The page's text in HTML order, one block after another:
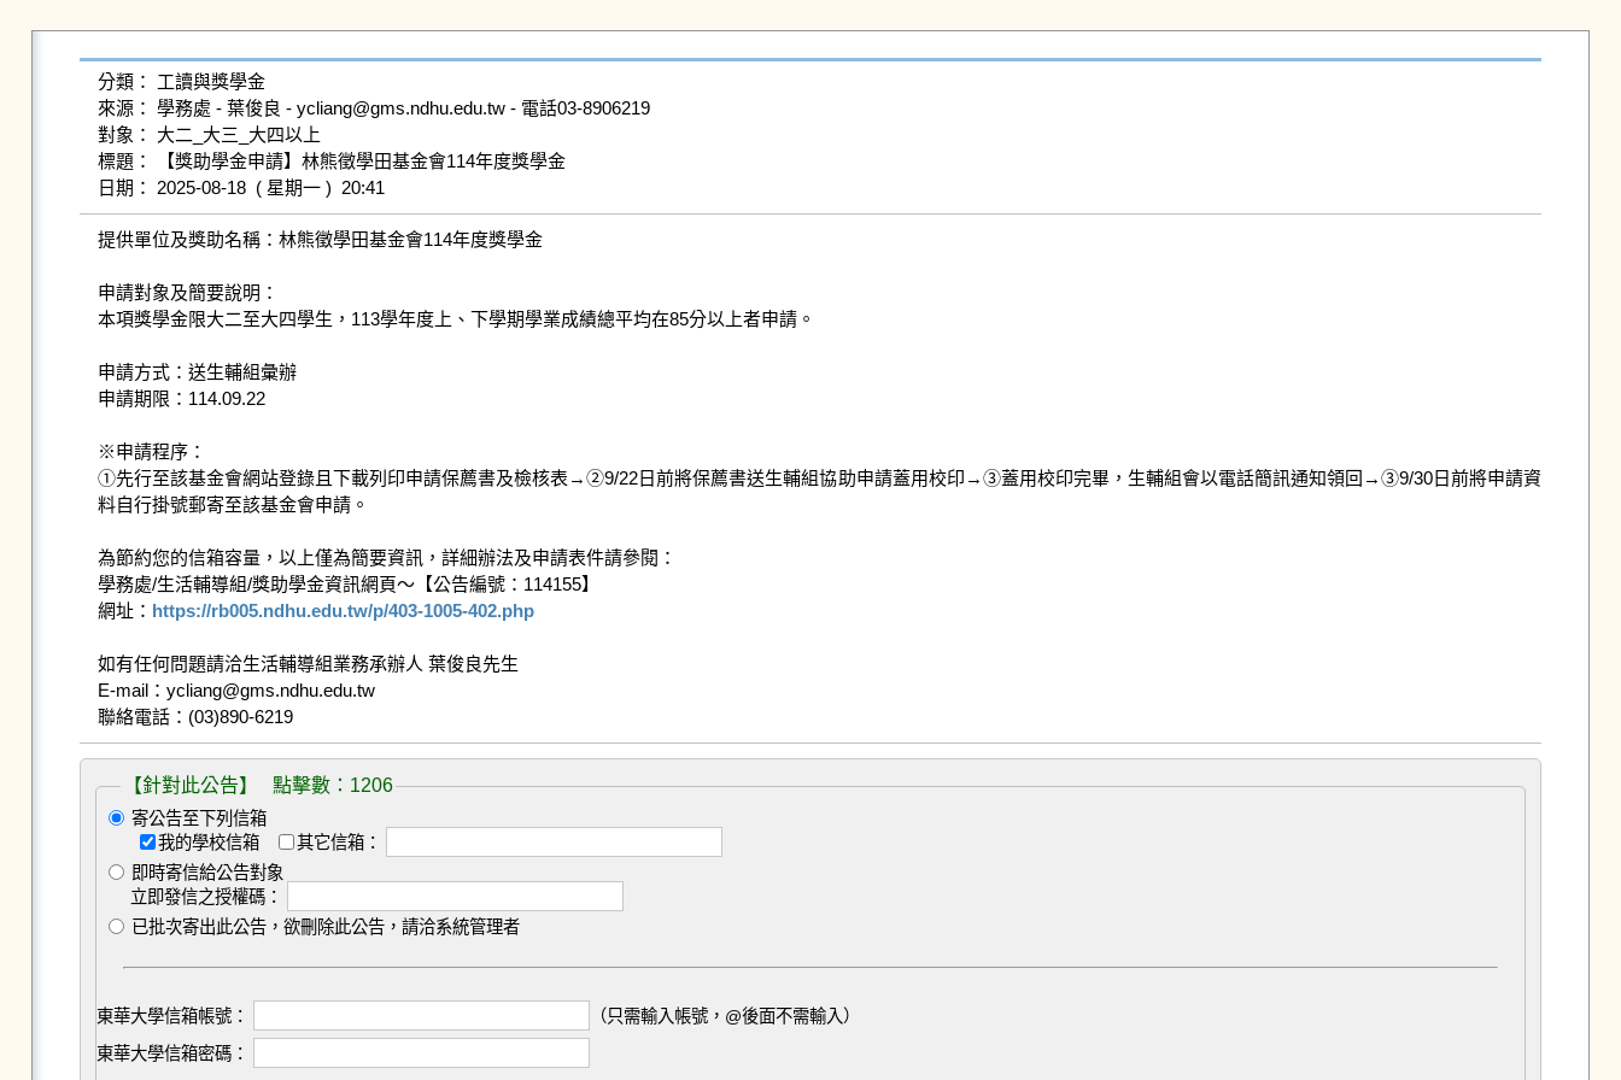
分類： 工讀與獎學金
來源： 學務處 - 葉俊良 - ycliang@gms.ndhu.edu.tw - 電話03-8906219
對象： 大二_大三_大四以上
標題： 【獎助學金申請】林熊徵學田基金會114年度獎學金
提供單位及獎助名稱：林熊徵學田基金會114年度獎學金
申請對象及簡要說明：
本項獎學金限大二至大四學生，113學年度上、下學期學業成績總平均在85分以上者申請。
申請方式：送生輔組彙辦
申請期限：114.09.22
※申請程序：
①先行至該基金會網站登錄且下載列印申請保薦書及檢核表→②9/22日前將保薦書送生輔組協助申請蓋用校印→③蓋用校印完畢，生輔組會以電話簡訊通知領回→③9/30日前將申請資
料自行掛號郵寄至該基金會申請。
為節約您的信箱容量，以上僅為簡要資訊，詳細辦法及申請表件請參閱：
學務處/生活輔導組/獎助學金資訊網頁～【公告編號：114155】
網址： https://rb005.ndhu.edu.tw/p/403-1005-402.php
如有任何問題請洽生活輔導組業務承辦人 葉俊良先生
E-mail：ycliang@gms.ndhu.edu.tw
聯絡電話：(03)890-6219
【針對此公告】 點擊數：1206
寄公告至下列信箱
我的學校信箱
其它信箱：
即時寄信給公告對象
立即發信之授權碼：
已批次寄出此公告，欲刪除此公告，請洽系統管理者
東華大學信箱帳號：
（只需輸入帳號，@後面不需輸入）
東華大學信箱密碼：